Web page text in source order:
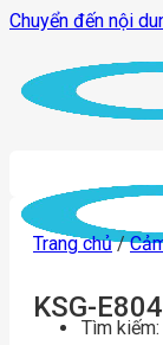
Chuyển đến nội
Tìm kiếm:
Trang chủ /
KSG-